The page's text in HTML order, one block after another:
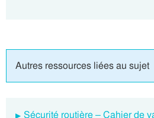
Autres ressources liées au sujet
Sécurité routière – Cahier de